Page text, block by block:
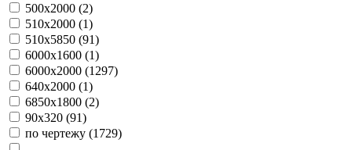
500х2000 (2)
510х2000 (1)
510х5850 (91)
6000х1600 (1)
6000х2000 (1297)
640х2000 (1)
6850х1800 (2)
90х320 (91)
по чертежу (1729)